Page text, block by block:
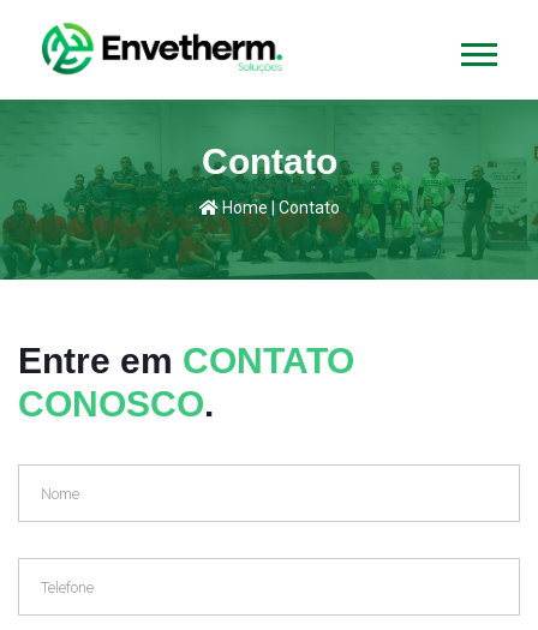
Contato
Home |Contato
Entre em CONTATO
CONOSCO.